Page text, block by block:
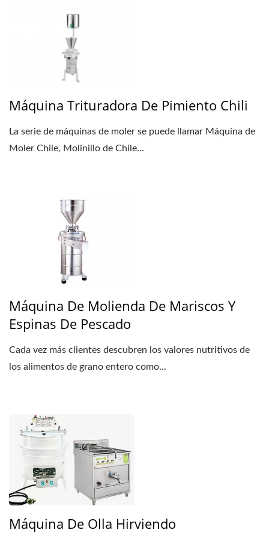
Máquina Trituradora De Pimiento Chili
La serie de máquinas de moler se puede llamar Máquina de
Moler Chile, Molinillo de Chile...
Máquina De Molienda De Mariscos Y
Espinas De Pescado
Cada vez más clientes descubren los valores nutritivos de
los alimentos de grano entero como...
Máquina De Olla Hirviendo